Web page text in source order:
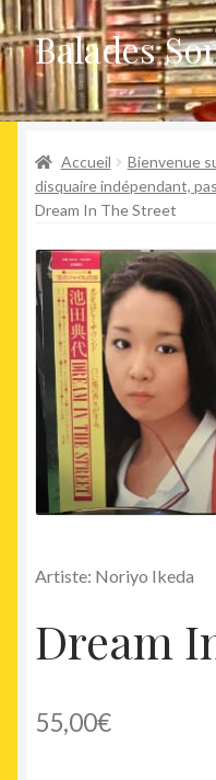
Aller
à
la
navigation
Aller
au
contenu
Balades
Boutique
Nouveaux arrivages
Précommandes
Agenda
Accueil
Bienvenue
disquaire indépendant,
Dream In The Street
Artiste: Noriyo Ikeda
Dream
55,00€